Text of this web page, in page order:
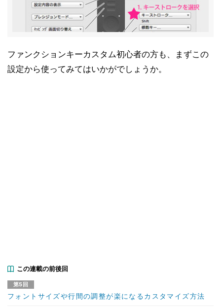
ファンクションキーカスタム初心者の方も、まずこの
設定から使ってみてはいかがでしょうか。
この連載の前後回
第5回
フォントサイズや行間の調整が楽になるカスタマイズ方法